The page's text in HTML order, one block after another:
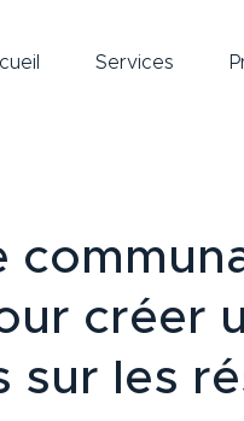
Services
créer
sur les